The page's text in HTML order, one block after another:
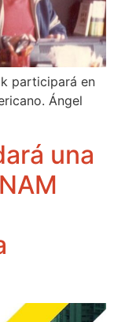
participará en
Ángel
una